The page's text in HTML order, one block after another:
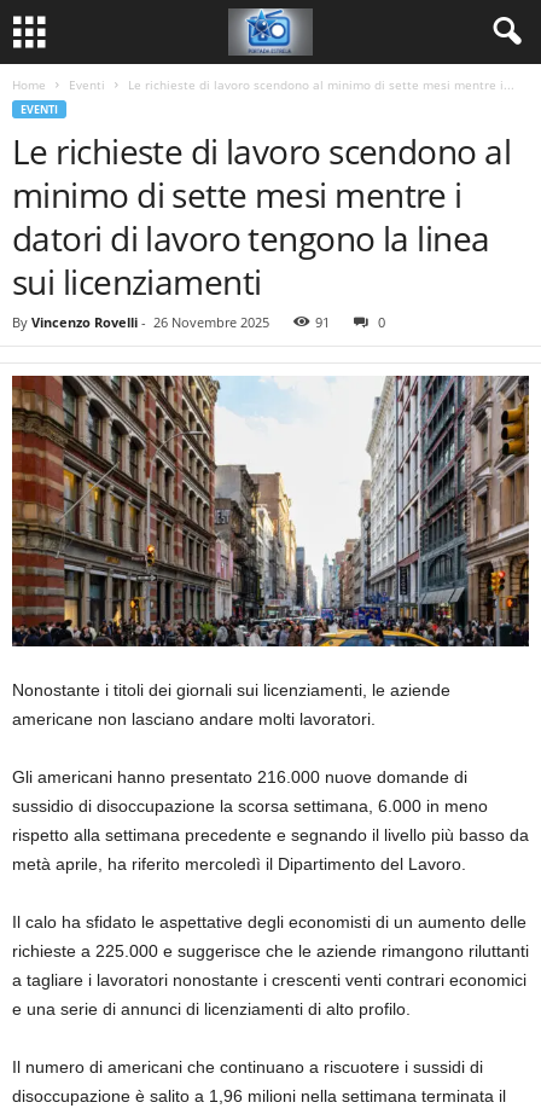
Home Eventi Le richieste di lavoro scendono al minimo di sette mesi mentre i...
EVENTI
Le richieste di lavoro scendono al
minimo di sette mesi mentre i
datori di lavoro tengono la linea
sui licenziamenti
By Vincenzo Rovelli - 26 Novembre 2025 91 0
Nonostante i titoli dei giornali sui licenziamenti, le aziende
americane non lasciano andare molti lavoratori.
Gli americani hanno presentato 216.000 nuove domande di
sussidio di disoccupazione la scorsa settimana, 6.000 in meno
rispetto alla settimana precedente e segnando il livello più basso da
metà aprile, ha riferito mercoledì il Dipartimento del Lavoro.
Il calo ha sfidato le aspettative degli economisti di un aumento delle
richieste a 225.000 e suggerisce che le aziende rimangono riluttanti
a tagliare i lavoratori nonostante i crescenti venti contrari economici
e una serie di annunci di licenziamenti di alto profilo.
Il numero di americani che continuano a riscuotere i sussidi di
disoccupazione è salito a 1,96 milioni nella settimana terminata il